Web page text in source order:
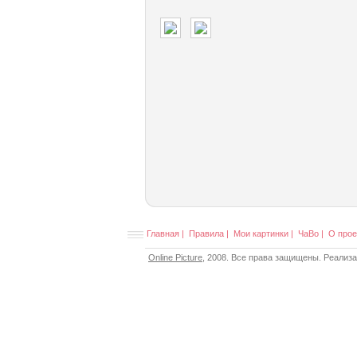
Главная | Правила | Мои картинки | ЧаВо | О
Online Picture , 2008. Все права защищены.